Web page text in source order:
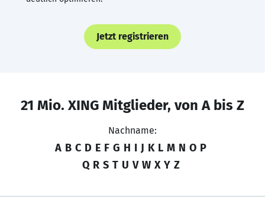
Jetzt registrieren
21 Mio. XING Mitglieder, von A bis Z
Nachname:
A B C D E F G H I J K L M N O P
Q R S T U V W X Y Z